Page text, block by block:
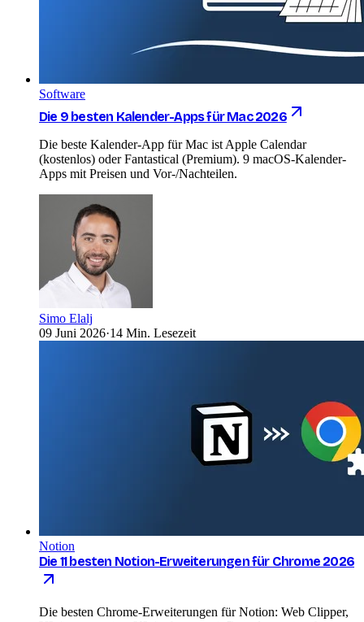
Software
Die 9 besten Kalender-Apps für Mac 2026
Die beste Kalender-App für Mac ist Apple Calendar
(kostenlos) oder Fantastical (Premium). 9 macOS-Kalender-
Apps mit Preisen und Vor-/Nachteilen.
Simo Elalj
09 Juni 2026·14 Min. Lesezeit
Notion
Die 11 besten Notion-Erweiterungen für Chrome 2026
Die besten Chrome-Erweiterungen für Notion: Web Clipper,